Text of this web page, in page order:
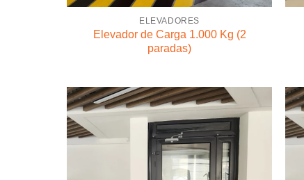
ELEVADORES
Elevador de Carga 1.000 Kg (2
paradas)